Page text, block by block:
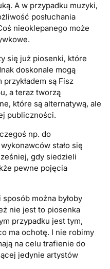
A w przypadku muzyki,
posłuchania
nieoklepanego może
się już piosenki, które
doskonale mogą
są Fisz
a teraz tworzą
które są alternatywą, ale
publiczności.
np. do
stało się
gdy siedzieli
pewne pojęcia
można byłoby
nie jest to piosenka
przypadku jest tym,
ma ochotę. I nie robimy
na celu trafienie do
jedynie artystów